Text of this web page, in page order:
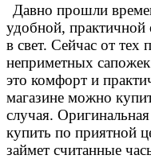
Давно прошли
удобной,
в свет. Сейчас от
неприметных
это комфорт и
магазине можно
случая.
купить по приятной
займет считанные